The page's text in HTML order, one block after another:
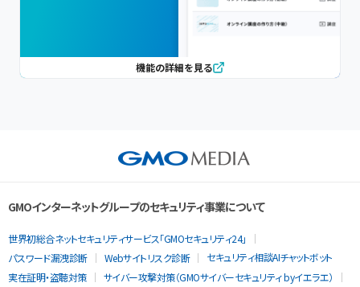
機能の詳細を見る
GMOインターネットグループのセキュリティ事業について
世界初総合ネットセキュリティサービス「GMOセキュリティ24」
パスワード漏洩診断
Webサイトリスク診断
セキュリティ相談AIチャットボット
実在証明・盗聴対策
サイバー攻撃対策（GMOサイバーセキュリティ byイエラエ）